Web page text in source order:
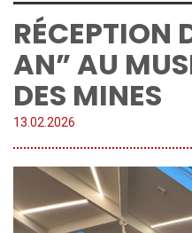
RÉCEPTION
AN” AU
DES MINES
13. 02 2026